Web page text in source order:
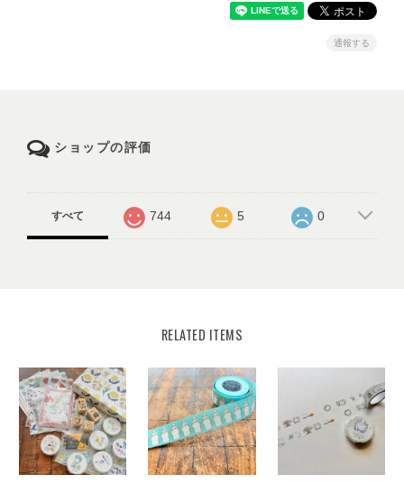
通報する
ショップの評価
すべて 744 5 0
RELATED ITEMS